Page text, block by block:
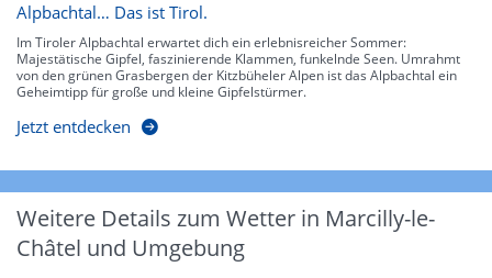
Alpbachtal… Das ist Tirol.
Im Tiroler Alpbachtal erwartet dich ein erlebnisreicher Sommer:
Majestätische Gipfel, faszinierende Klammen, funkelnde Seen. Umrahmt
von den grünen Grasbergen der Kitzbüheler Alpen ist das Alpbachtal ein
Geheimtipp für große und kleine Gipfelstürmer.
Jetzt entdecken
Weitere Details zum Wetter in Marcilly-le-
Châtel und Umgebung